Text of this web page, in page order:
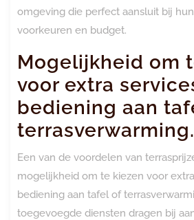
omgeving die perfect aansluit bij
voorkeuren en budget.
Mogelijkheid om
voor extra
bediening aan
terrasverwarming.
Een van de voordelen van
mogelijkheid om te kiezen voor
bediening aan tafel of
toegevoegde diensten dragen bij